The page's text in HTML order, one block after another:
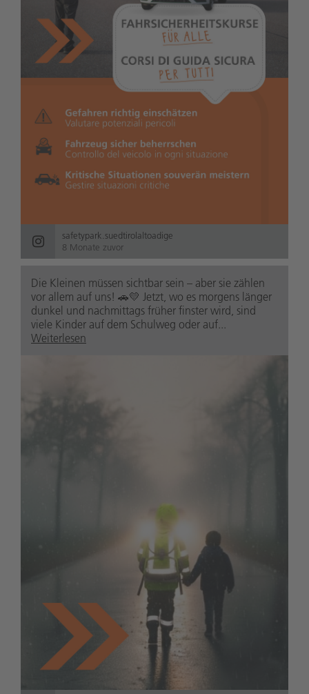
safetypark.suedtirolaltoadige
8 Monate zuvor
Die Kleinen müssen sichtbar sein – aber sie zählen
vor allem auf uns! 🚗💛 Jetzt, wo es morgens länger
dunkel und nachmittags früher finster wird, sind
viele Kinder auf dem Schulweg oder auf...
Weiterlesen